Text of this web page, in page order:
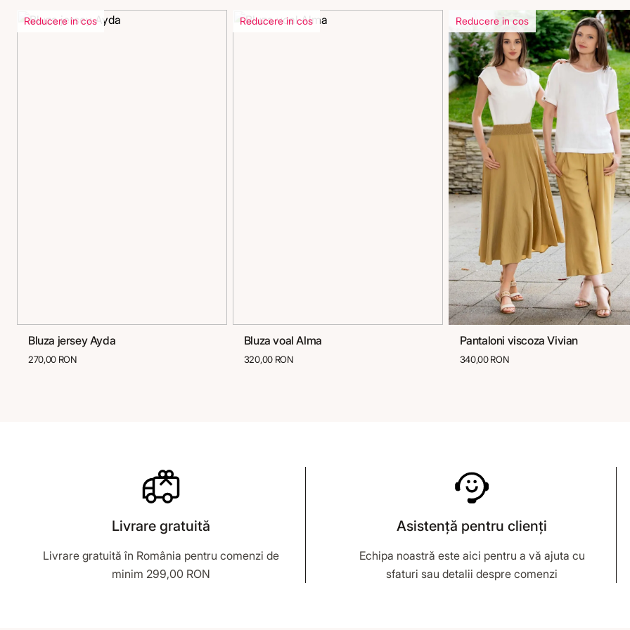
Reducere in cos
36 38 40
Bluza jersey Ayda
270,00 RON
Reducere in cos
36 38 40
Bluza voal Alma
320,00 RON
Reducere in cos
36 38 40 42
Pantaloni viscoza Vivian
340,00 RON
Livrare gratuită
Livrare gratuită în România pentru comenzi de
minim 299,00 RON
Asistență pentru clienți
Echipa noastră este aici pentru a vă ajuta cu
sfaturi sau detalii despre comenzi